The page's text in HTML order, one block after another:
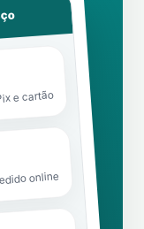
e cartão
online